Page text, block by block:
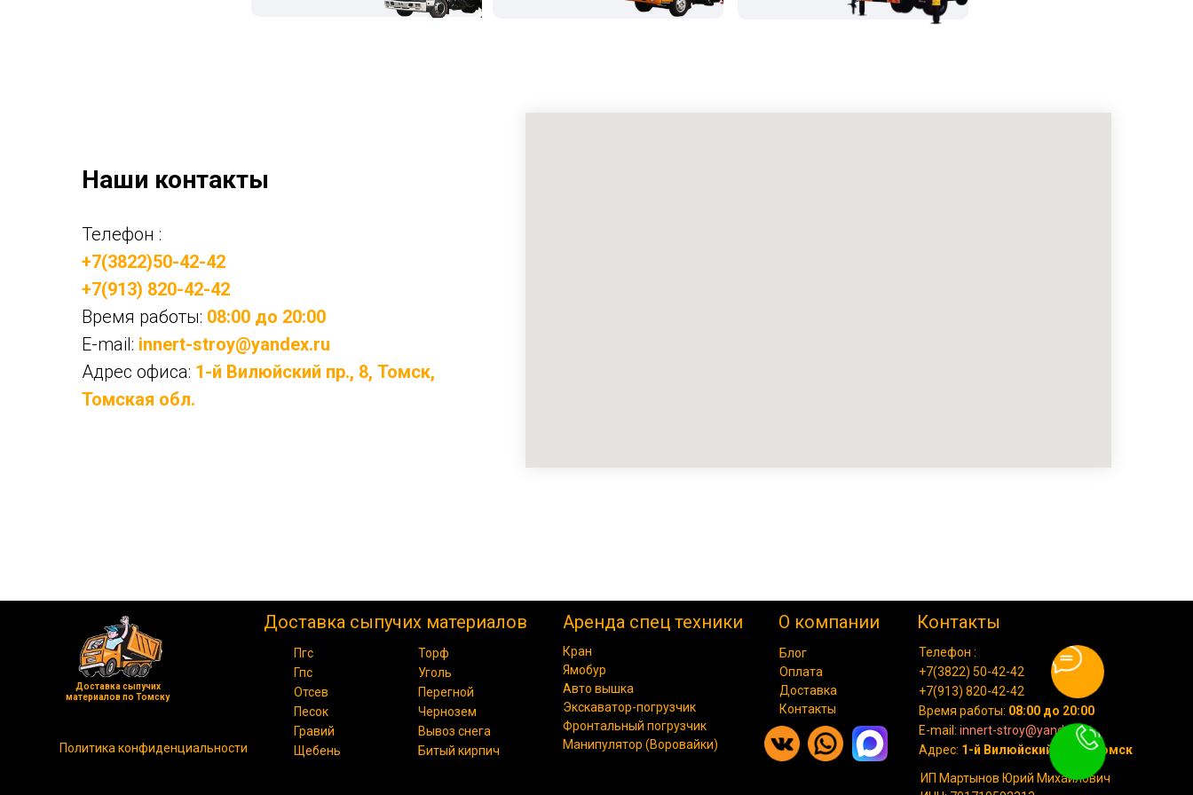
Наши контакты
Телефон :
+7(3822)50-42-42
+7(913) 820-42-42
Время работы: 08:00 до 20:00
E-mail: innert-stroy@yandex.ru
Адрес офиса: 1-й Вилюйский пр., 8, Томск,
Томская обл.
Доставка сыпучих материалов Аренда спец техники О компании Контакты
Кран
Ямобур
Авто вышка
Экскаватор-погрузчик
Фронтальный погрузчик
Манипулятор (Воровайки)
Блог
Оплата
Доставка
Контакты
Пгс Торф
Доставка сыпучих
материалов по Томску
Гпс
Отсев
Песок
Гравий
Щебень
Политика конфиденциальности
ИП Мартынов Юрий Михайлович
Уголь
Чернозем
Вывоз снега
Перегной
Битый кирпич
+7(3822) 50-42-42
Телефон :
+7(913) 820-42-42
Время работы: 08:00 до 20:00
E-mail: innert-stroy@yandex.ru
Адрес: 1-й Вилюйский пр., 8, Томск